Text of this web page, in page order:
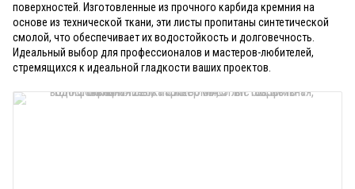
поверхностей. Изготовленные из прочного карбида кремния на
основе из технической ткани, эти листы пропитаны синтетической
смолой, что обеспечивает их водостойкость и долговечность.
Идеальный выбор для профессионалов и мастеров-любителей,
стремящихся к идеальной гладкости ваших проектов.